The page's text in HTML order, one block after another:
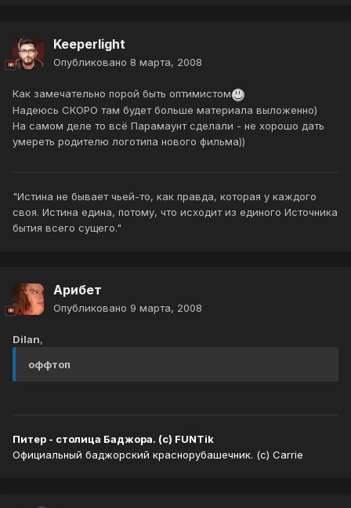
Keeperlight
Опубликовано 8 марта, 2008
Как замечательно порой быть оптимистом
Надеюсь СКОРО там будет больше материала выложенно)
На самом деле то всё Парамаунт сделали - не хорошо дать
умереть родителю логотипа нового фильма))
"Истина не бывает чьей-то, как правда, которая у каждого
своя. Истина едина, потому, что исходит из единого Источника
бытия всего сущего."
Арибет
Опубликовано 9 марта, 2008
Dilan,
оффтоп
Питер - столица Баджора. (с) FUNTik
Официальный баджорский краснорубашечник. (с) Carrie